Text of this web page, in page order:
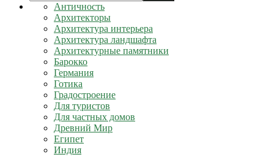
Античность
Архитекторы
Архитектура интерьера
Архитектура ландшафта
Архитектурные памятники
Барокко
Германия
Готика
Градостроение
Для туристов
Для частных домов
Древний Мир
Египет
Индия